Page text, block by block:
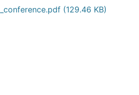
(129.46 KB)